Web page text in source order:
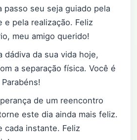
passo seu seja guiado pela
e pela realização. Feliz
meu amigo querido!
dádiva da sua vida hoje,
a separação física. Você é
de um reencontro
este dia ainda mais feliz.
cada instante. Feliz